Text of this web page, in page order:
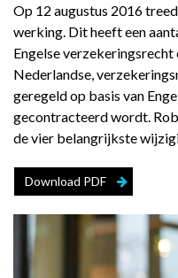
Op 12 augustus 2016
werking. Dit heeft een
Engelse verzekeringsrecht
Nederlandse,
geregeld op basis van
gecontracteerd wordt.
de vier belangrijkste
Download PDF